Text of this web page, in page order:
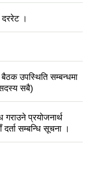
।
उपस्थिति सम्बन्धमा
सदस्य सबै)
प्रयोजनार्थ
सम्बन्धि सूचना ।